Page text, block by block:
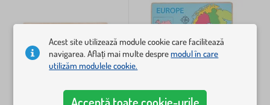
Caută în filtru
Disponibilitate
Acest site utilizează module cookie care facilitează
navigarea. Aflați mai multe despremodul în care
utilizăm modulele cookie.